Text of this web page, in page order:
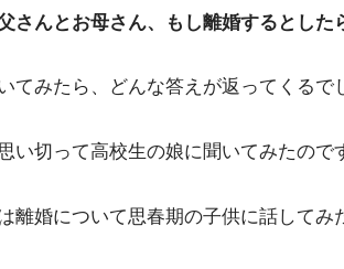
父さんとお母さん、もし離婚するとした
てみたら、どんな答えが返ってくるで
い切って高校生の娘に聞いてみたので
離婚について思春期の子供に話してみ